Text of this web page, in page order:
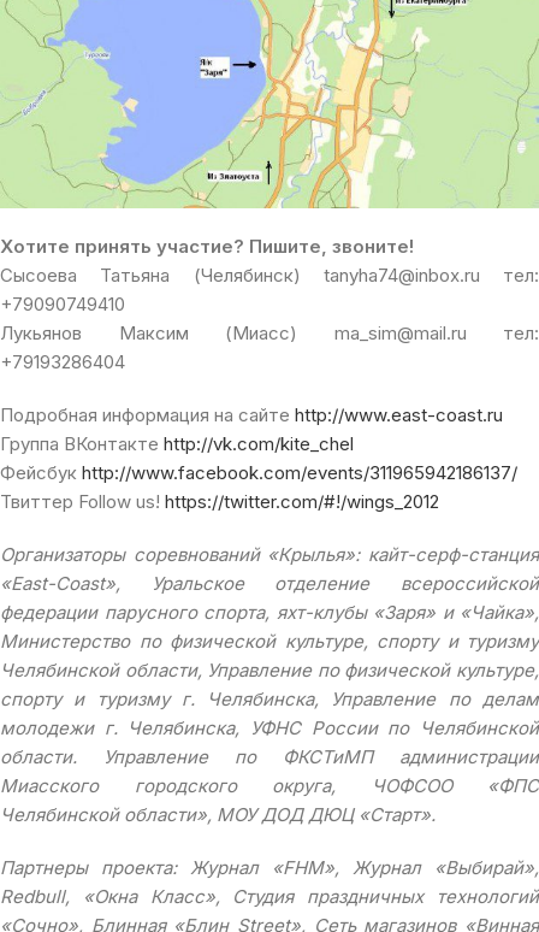
Хотите принять участие? Пишите, звоните!
Сысоева Татьяна (Челябинск) tanyha74@inbox.ru тел:
+79090749410
Лукьянов Максим (Миасс) ma_sim@mail.ru тел:
+79193286404
Подробная информация на сайте http://www.east-coast.ru
Группа ВКонтакте http://vk.com/kite_chel
Фейсбук http://www.facebook.com/events/311965942186137/
Твиттер Follow us! https://twitter.com/#!/wings_2012
Организаторы соревнований «Крылья»: кайт-серф-станция
«East-Coast», Уральское отделение всероссийской
федерации парусного спорта, яхт-клубы «Заря» и «Чайка»,
Министерство по физической культуре, спорту и туризму
Челябинской области, Управление по физической культуре,
спорту и туризму г. Челябинска, Управление по делам
молодежи г. Челябинска, УФНС России по Челябинской
области. Управление по ФКСТиМП администрации
Миасского городского округа, ЧОФСОО «ФПС
Челябинской области», МОУ ДОД ДЮЦ «Старт».
Партнеры проекта: Журнал «FHM», Журнал «Выбирай»,
Redbull, «Окна Класс», Студия праздничных технологий
«Сочно», Блинная «Блин Street», Сеть магазинов «Винная